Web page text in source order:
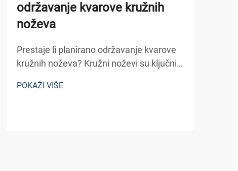
održavanje kvarove kružnih
noževa
Prestaje li planirano održavanje kvarove
kružnih noževa? Kružni noževi su ključni
pakiranja hrane i obrade drva do izrade
POKAŽI VIŠE